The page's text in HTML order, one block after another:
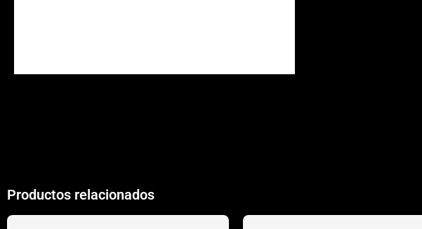
Productos relacionados